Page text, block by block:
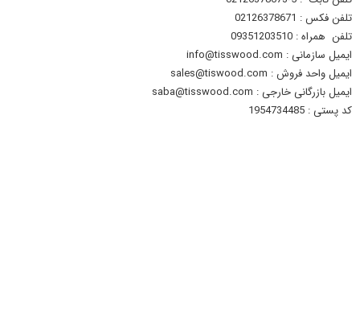
تلفن فکس : 02126378671
تلفن همراه : 09351203510
ایمیل سازمانی : info@tisswood.com
ایمیل واحد فروش : sales@tiswood.com
ایمیل بازرگانی خارجی : saba@tisswood.com
کد پستی : 1954734485